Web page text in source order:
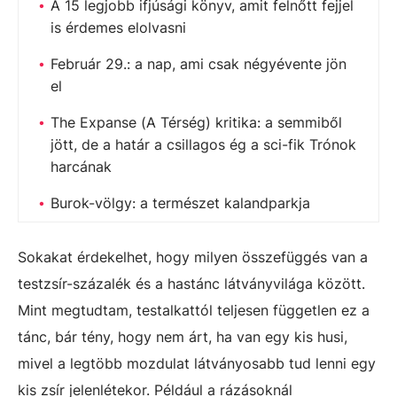
A 15 legjobb ifjúsági könyv, amit felnőtt fejjel
is érdemes elolvasni
Február 29.: a nap, ami csak négyévente jön
el
The Expanse (A Térség) kritika: a semmiből
jött, de a határ a csillagos ég a sci-fik Trónok
harcának
Burok-völgy: a természet kalandparkja
Sokakat érdekelhet, hogy milyen összefüggés van a
testzsír-százalék és a hastánc látványvilága között.
Mint megtudtam, testalkattól teljesen független ez a
tánc, bár tény, hogy nem árt, ha van egy kis husi,
mivel a legtöbb mozdulat látványosabb tud lenni egy
kis zsír jelenlétekor. Például a rázásoknál